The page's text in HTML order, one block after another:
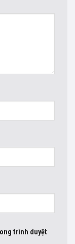
trình duyệt